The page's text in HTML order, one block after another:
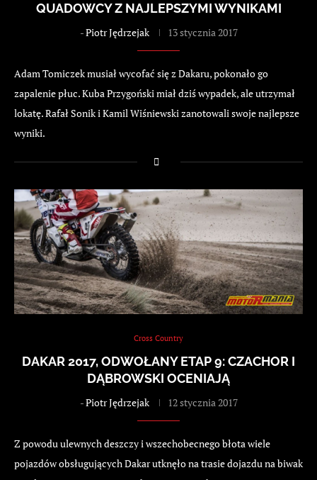
QUADOWCY Z NAJLEPSZYMI WYNIKAMI
-Piotr Jędrzejak 13 stycznia 2017
Adam Tomiczek musiał wycofać się z Dakaru, pokonało go
zapalenie płuc. Kuba Przygoński miał dziś wypadek, ale utrzymał
lokatę. Rafał Sonik i Kamil Wiśniewski zanotowali swoje najlepsze
wyniki.
Cross Country
DAKAR 2017, ODWOŁANY ETAP 9: CZACHOR I
DĄBROWSKI OCENIAJĄ
-Piotr Jędrzejak 12 stycznia 2017
Z powodu ulewnych deszczy i wszechobecnego błota wiele
pojazdów obsługujących Dakar utknęło na trasie dojazdu na biwak